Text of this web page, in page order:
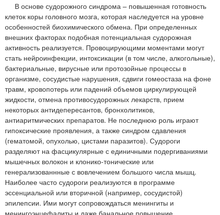
В основе судорожного синдрома – повышенная готовность
клеток коры головного мозга, которая наследуется на уровне
особенностей биохимического обмена. При определенных
внешних факторах подобная потенциальная судорожная
активность реализуется. Провоцирующими моментами могут
стать нейроинфекции, интоксикации (в том числе, алкогольные),
бактериальные, вирусные или протозойные процессы в
организме, сосудистые нарушения, сдвиги гомеостаза на фоне
травм, кровопотерь или падений объемов циркулирующей
жидкости, отмена противосудорожных лекарств, прием
некоторых антидепересантов, бронхолитиков,
антиаритмических препаратов. Не последнюю роль играют
гипоксические проявления, а также синдром сдавления
(гематомой, опухолью, цистами паразитов). Судороги
разделяют на фасцикулярные с единичными подергиваниями
мышечных волокон и клонико-тонические или
генерализованнные с вовлечением большого числа мышц.
Наиболее часто судороги реализуются в программе
эссенциальной или вторичной (например, сосудистой)
эпилепсии. Ими могут сопровождаться менингиты и
менингоэнцефалиты и даже банальное повышение